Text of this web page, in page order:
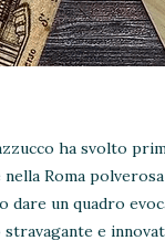
ha svolto
Roma
dare un quadro
stravagante e